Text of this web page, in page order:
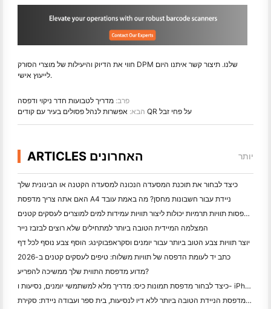
חווי את הדיוק והיעילות של מוצרי הסורק DPM שלנו. תיצור קשר איתנו היום
לייעוץ אישי.
פרב: מדריך לטבועות חדר ניקוי ודפסה
הבא:
אפשרות לנהל פסולים בעיר עם קודים QR על פחי זבל
ARTICLES האחרונים יותר
כיצד לבחור את תוכנת המסעדה הנכונה למסעדה הקטנה או הבינונית שלך
האם אתה צריך מדפסת A4 ניידת עבור חשבונות מחסן? מה באמת עובד
האם מדפסות תוויות תרמיות יכולות ליצור תוויות עמידות למים למוצרים לעסקים קטנים?
המצלמה המיידית הטובה ביותר למתחילים שלא רוצים לבזבז נייר
יוצר תוויות צבע הטוב ביותר עבור יומנים וסקראפבוקינג: הוסף צבע נוסף לכל דף
כתב יד לעומת הדפסה של תוויות משלוח: טיפים לעסקים קטנים ב-2026
מדוע מדפסת התווית שלך ממשיכה להפריע?
כיצד לבחור מדפסת תמונות כיס: מדריך מלא למשתמשי יומנים, נסיעות ו- iPhone
המדפסת הניידת הטובה ביותר ללא דיו לנסיעות, בית ספר ועבודה ניידת: סקירת Hanin MT620 Pro